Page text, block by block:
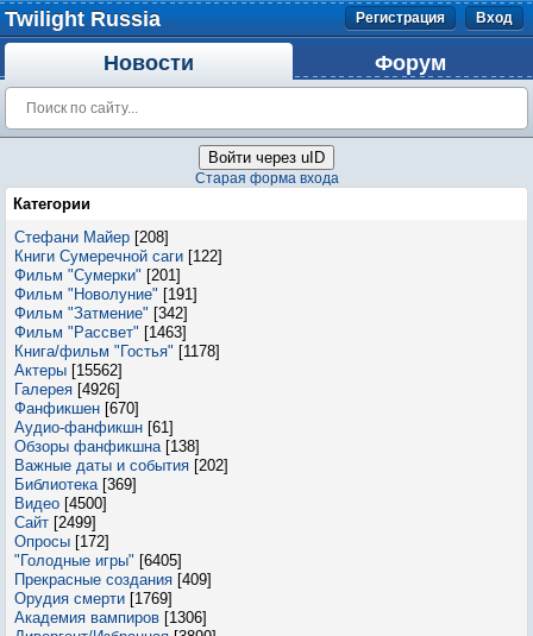
Twilight Russia Регистрация Вход
Новости Форум
Войти через uID
Старая форма входа
Категории
Стефани Майер [208]
Книги Сумеречной саги [122]
Фильм "Сумерки" [201]
Фильм "Новолуние" [191]
Фильм "Затмение" [342]
Фильм "Рассвет" [1463]
Книга/фильм "Гостья" [1178]
Актеры [15562]
Галерея [4926]
Фанфикшен [670]
Аудио-фанфикшн [61]
Обзоры фанфикшна [138]
Важные даты и события [202]
Библиотека [369]
Видео [4500]
Сайт [2499]
Опросы [172]
"Голодные игры" [6405]
Прекрасные создания [409]
Орудия смерти [1769]
Академия вампиров [1306]